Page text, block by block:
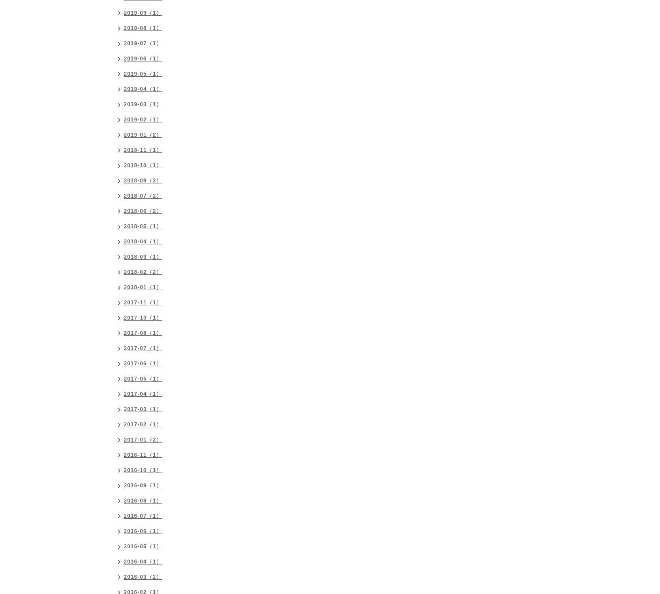
2019-09（1）
2019-08（1）
2019-07（1）
2019-06（1）
2019-05（1）
2019-04（1）
2019-03（1）
2019-02（1）
2019-01（2）
2018-11（1）
2018-10（1）
2018-09（2）
2018-07（2）
2018-06（2）
2018-05（1）
2018-04（1）
2018-03（1）
2018-02（2）
2018-01（1）
2017-11（1）
2017-10（1）
2017-08（1）
2017-07（1）
2017-06（1）
2017-05（1）
2017-04（1）
2017-03（1）
2017-02（1）
2017-01（2）
2016-11（1）
2016-10（1）
2016-09（1）
2016-08（1）
2016-07（1）
2016-06（1）
2016-05（1）
2016-04（1）
2016-03（2）
2016-02（1）